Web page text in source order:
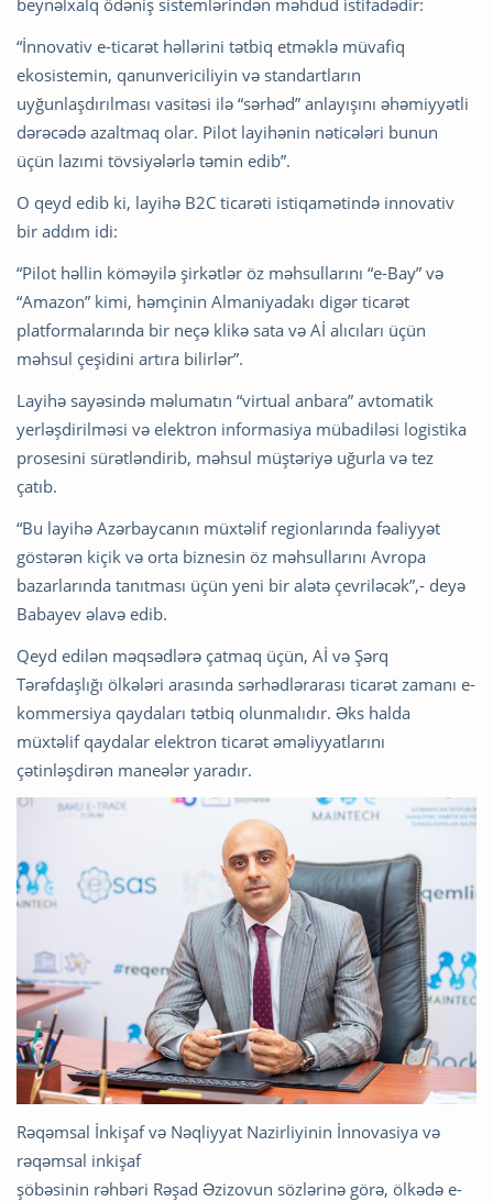
beynəlxalq ödəniş sistemlərindən məhdud istifadədir:
“İnnovativ e-ticarət həllərini tətbiq etməklə müvafiq
ekosistemin, qanunvericiliyin və standartların
uyğunlaşdırılması vasitəsi ilə “sərhəd” anlayışını əhəmiyyətli
dərəcədə azaltmaq olar. Pilot layihənin nəticələri bunun
üçün lazımi tövsiyələrlə təmin edib”.
O qeyd edib ki, layihə B2C ticarəti istiqamətində innovativ
bir addım idi:
“Pilot həllin köməyilə şirkətlər öz məhsullarını “e-Bay” və
“Amazon” kimi, həmçinin Almaniyadakı digər ticarət
platformalarında bir neçə klikə sata və Aİ alıcıları üçün
məhsul çeşidini artıra bilirlər”.
Layihə sayəsində məlumatın “virtual anbara” avtomatik
yerləşdirilməsi və elektron informasiya mübadiləsi logistika
prosesini sürətləndirib, məhsul müştəriyə uğurla və tez
çatıb.
“Bu layihə Azərbaycanın müxtəlif regionlarında fəaliyyət
göstərən kiçik və orta biznesin öz məhsullarını Avropa
bazarlarında tanıtması üçün yeni bir alətə çevriləcək”,- deyə
Babayev əlavə edib.
Qeyd edilən məqsədlərə çatmaq üçün, Aİ və Şərq
Tərəfdaşlığı ölkələri arasında sərhədlərarası ticarət zamanı e-
kommersiya qaydaları tətbiq olunmalıdır. Əks halda
müxtəlif qaydalar elektron ticarət əməliyyatlarını
çətinləşdirən maneələr yaradır.
Rəqəmsal İnkişaf və Nəqliyyat Nazirliyinin İnnovasiya və
rəqəmsal inkişaf
şöbəsinin rəhbəri Rəşad Əzizovun sözlərinə görə, ölkədə e-